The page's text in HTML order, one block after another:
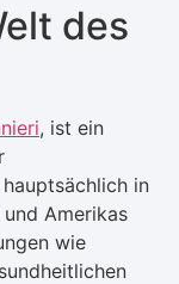
des
, ist ein
in
Amerikas
wie